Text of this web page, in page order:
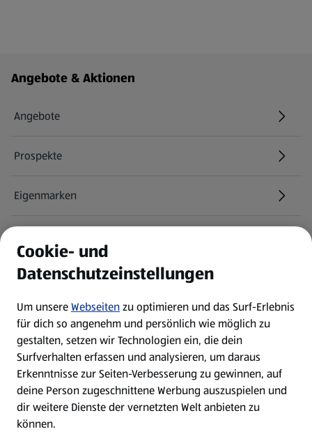
Fußzeilenmenü - weitere Links
Angebote & Aktionen
Angebote
Prospekte
Eigenmarken
Newsletter
WhatsApp
Über ALDI SÜD
Filialen
Cookie- und
Datenschutzeinstellungen
Um unsereWebseitenzu optimieren und das Surf-Erlebnis
für dich so angenehm und persönlich wie möglich zu
gestalten, setzen wir Technologien ein, die dein
Surfverhalten erfassen und analysieren, um daraus
Erkenntnisse zur Seiten-Verbesserung zu gewinnen, auf
deine Person zugeschnittene Werbung auszuspielen und
dir weitere Dienste der vernetzten Welt anbieten zu
können.